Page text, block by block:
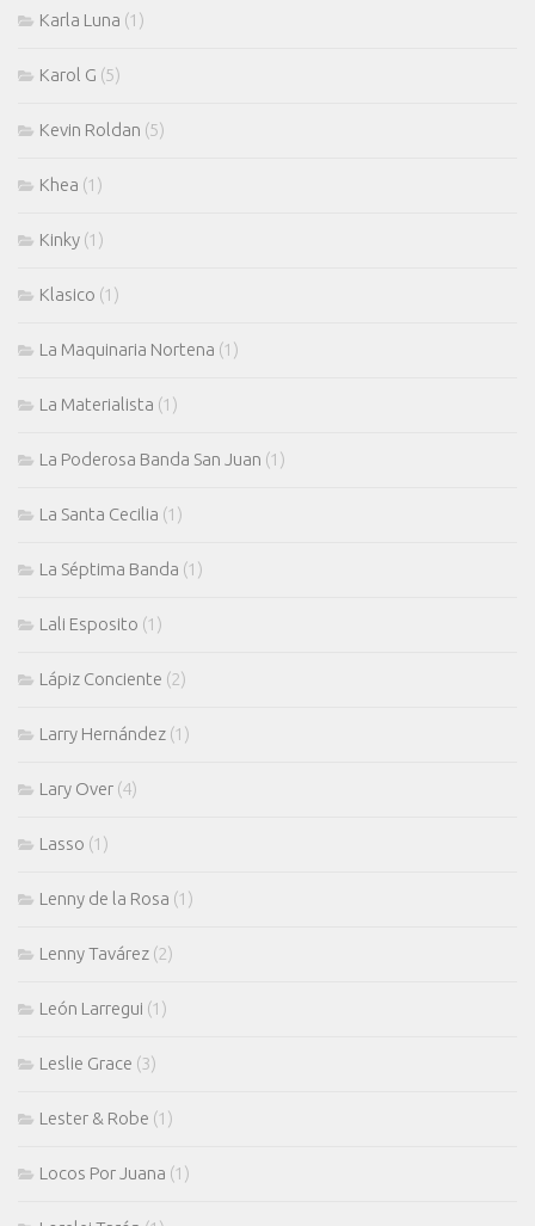
Karla Luna (1)
Karol G (5)
Kevin Roldan (5)
Khea (1)
Kinky (1)
Klasico (1)
La Maquinaria Nortena (1)
La Materialista (1)
La Poderosa Banda San Juan (1)
La Santa Cecilia (1)
La Séptima Banda (1)
Lali Esposito (1)
Lápiz Conciente (2)
Larry Hernández (1)
Lary Over (4)
Lasso (1)
Lenny de la Rosa (1)
Lenny Tavárez (2)
León Larregui (1)
Leslie Grace (3)
Lester & Robe (1)
Locos Por Juana (1)